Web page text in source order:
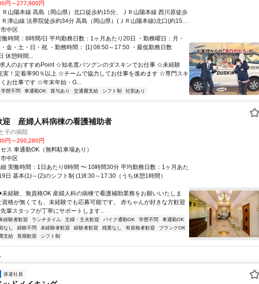
円～277,900円
Ｒ山陽本線 高島（岡山県）北口徒歩約15分、ＪＲ山陽本線 西川原徒歩
津山線 法界院徒歩約34分 高島（岡山県）(ＪＲ山陽本線)北口(約15
中区
働時間：8時間/日 平均勤務日数：1ヶ月あたり20日 ・勤務曜日：月・
金・土・日・祝 ・勤務時間： [1] 08:50～17:50 ・最低勤務日数
休憩時間...
人のおすすめPoint ☆知名度バツグンのダスキンでお仕事 ☆未経験
実！定着率90％以上 ☆チームで協力してお仕事を進めます ☆専門スキ
お仕事です ☆年末年始・G...
学歴不問 車通勤OK 賞与あり 交通費支給 シフト制 社割あり
迎 産婦人科病棟の看護補助者
子の病院
円～200,280円
ス 車通勤OK（無料駐車場あり）
中区
実働時間：1日あたり8時間 〜 10時間30分 平均勤務日数：1ヶ月あた
日 基本(1)～(2)のシフト制 (1)8:30～17:30（うち休憩1時間）
経験、無資格OK 産婦人科の病棟で看護補助業務をお願いいたしま
資格が無くても、未経験でも応募可能です。 赤ちゃんが好きな方歓迎
輩スタッフが丁寧にサポートします...
経験者歓迎 ランチタイム 主婦・主夫歓迎 バイク通勤OK 学歴不問
車通勤OK
なし 経験不問 未経験者歓迎 経験者歓迎 残業なし 有資格者歓迎
ブランクOK
支給 長期歓迎 シフト制
派遣社員